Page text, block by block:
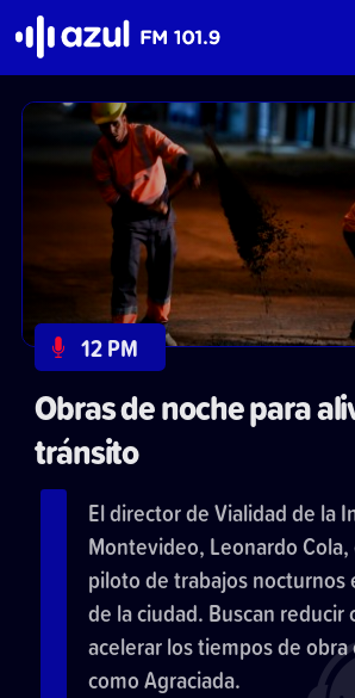
12 PM
Obras de noche para
tránsito
El director de Vialidad de la
Montevideo, Leonardo
piloto de trabajos nocturnos
de la ciudad. Buscan reducir
acelerar los tiempos de
como Agraciada.